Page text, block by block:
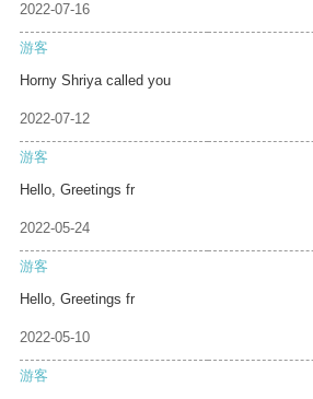
2022-07-16
游客
Horny Shriya called you
2022-07-12
游客
Hello, Greetings fr
2022-05-24
游客
Hello, Greetings fr
2022-05-10
游客